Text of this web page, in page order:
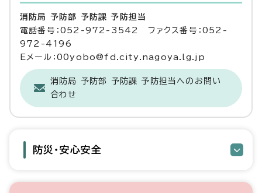
消防局 予防部 予防課 予防担当
電話番号：052-972-3542 ファクス番号：052-
972-4196
Eメール：00yobo@fd.city.nagoya.lg.jp
消防局 予防部 予防課 予防担当へのお問い
合わせ
防災・安心安全